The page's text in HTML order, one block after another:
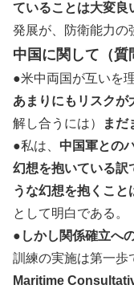
ていることは大変良
発展が、防衛能力の
中国に関して（質
●米中両国が互いを
あまりにもリスクが
解し合うには）
まだ
●私は、 中国軍との
幻想を抱いている訳
うな幻想を抱くこと
として明白である。
● しかし関係確立へ
訓練の実施は第一歩
Maritime